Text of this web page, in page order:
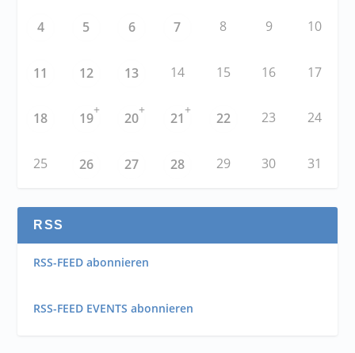
4 5 6 7 8 9 10
11 12 13 14 15 16 17
18 19
+
20
+
21
+
22 23 24
25 26 27 28 29 30 31
RSS
RSS-FEED abonnieren
RSS-FEED EVENTS abonnieren